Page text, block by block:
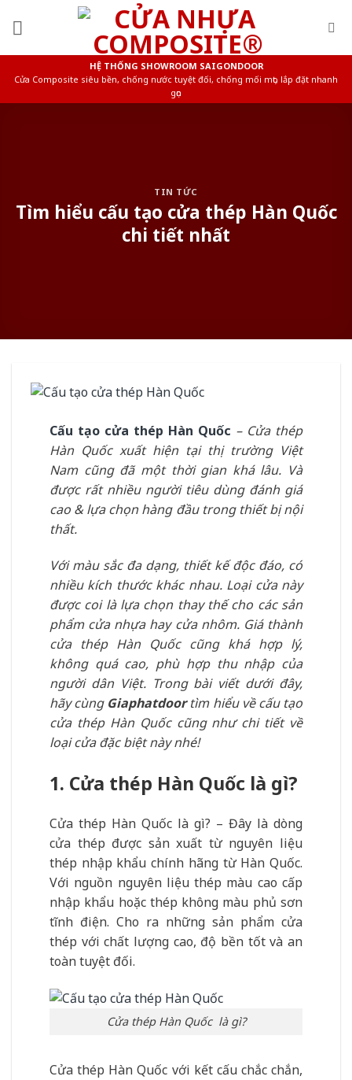
HỆ THỐNG SHOWROOM SAIGONDOOR
Cửa Composite siêu bền, chống nước tuyệt đối, chống mối mọt, lắp đặt nhanh
gọn
TIN TỨC
Tìm hiểu cấu tạo cửa thép Hàn Quốc
chi tiết nhất
Cấu tạo cửa thép Hàn Quốc – Cửa thép
Hàn Quốc xuất hiện tại thị trường Việt
Nam cũng đã một thời gian khá lâu. Và
được rất nhiều người tiêu dùng đánh giá
cao & lựa chọn hàng đầu trong thiết bị nội
thất.
Với màu sắc đa dạng, thiết kế độc đáo, có
nhiều kích thước khác nhau. Loại cửa này
được coi là lựa chọn thay thế cho các sản
phẩm cửa nhựa hay cửa nhôm. Giá thành
cửa thép Hàn Quốc cũng khá hợp lý,
không quá cao, phù hợp thu nhập của
người dân Việt. Trong bài viết dưới đây,
hãy cùng Giaphatdoortìm hiểu về cấu tạo
cửa thép Hàn Quốc cũng như chi tiết về
loại cửa đặc biệt này nhé!
1. Cửa thép Hàn Quốc là gì?
Cửa thép Hàn Quốc là gì? – Đây là dòng
cửa thép được sản xuất từ nguyên liệu
thép nhập khẩu chính hãng từ Hàn Quốc.
Với nguồn nguyên liệu thép màu cao cấp
nhập khẩu hoặc thép không màu phủ sơn
tĩnh điện. Cho ra những sản phẩm cửa
thép với chất lượng cao, độ bền tốt và an
toàn tuyệt đối.
Cửa thép Hàn Quốc là gì?
Cửa thép Hàn Quốc với kết cấu chắc chắn,